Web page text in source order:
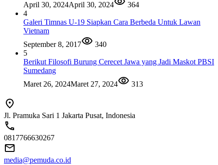
April 30, 2024April 30, 2024
364
4
Galeri Timnas U-19 Siapkan Cara Berbeda Untuk Lawan
Vietnam
September 8, 2017
340
5
Berikut Filosofi Burung Cerecet Jawa yang Jadi Maskot PBSI
Sumedang
Maret 26, 2024Maret 27, 2024 313
Jl. Pramuka Sari 1 Jakarta Pusat, Indonesia
0817766630267
media@pemuda.co.id